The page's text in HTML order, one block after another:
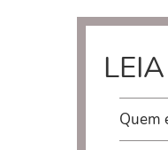
Quem